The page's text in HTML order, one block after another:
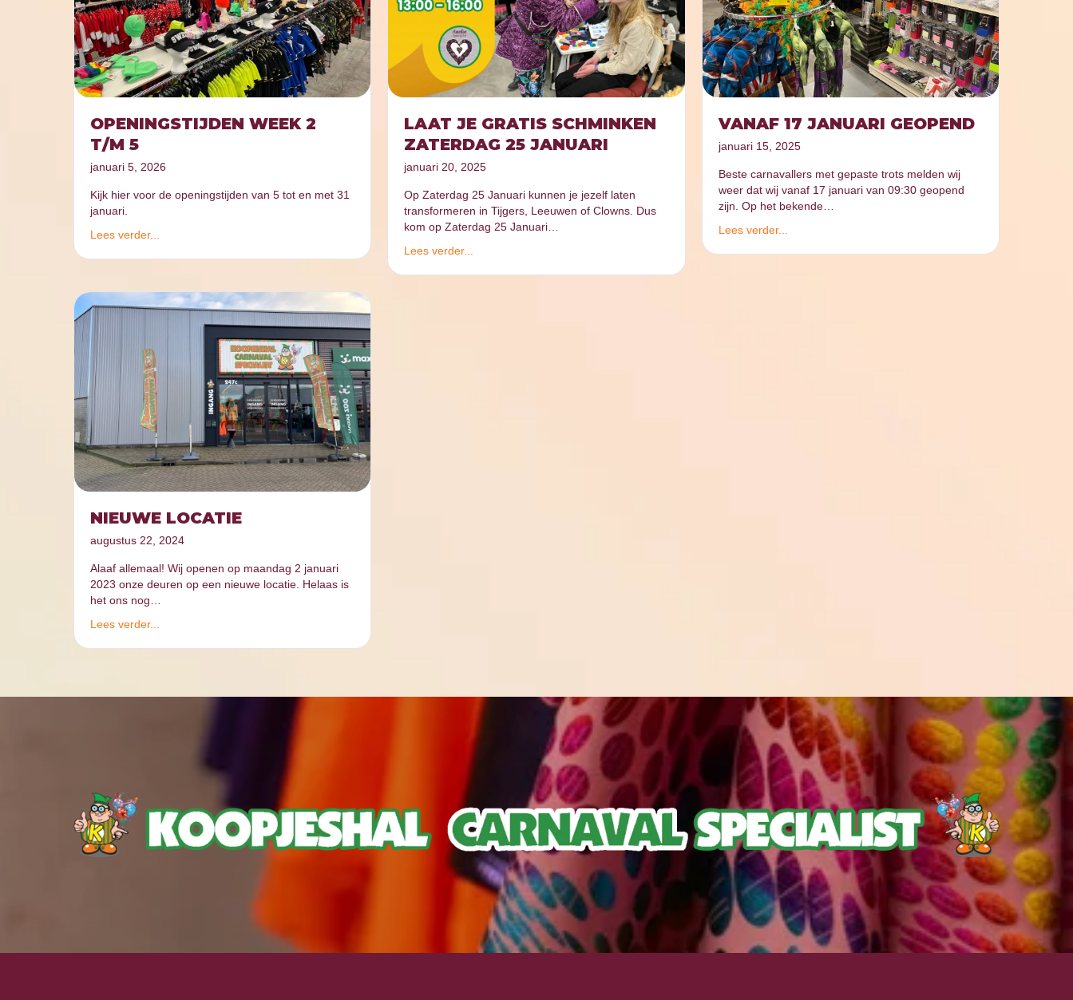
OPENINGSTIJDEN WEEK 2
T/M 5
januari 5, 2026
Kijk hier voor de openingstijden van 5 tot en met 31
januari.
Lees verder...
LAAT JE GRATIS SCHMINKEN
ZATERDAG 25 JANUARI
januari 20, 2025
Op Zaterdag 25 Januari kunnen je jezelf laten
transformeren in Tijgers, Leeuwen of Clowns. Dus
kom op Zaterdag 25 Januari…
Lees verder...
VANAF 17 JANUARI GEOPEND
januari 15, 2025
Beste carnavallers met gepaste trots melden wij
weer dat wij vanaf 17 januari van 09:30 geopend
zijn. Op het bekende…
Lees verder...
NIEUWE LOCATIE
augustus 22, 2024
Alaaf allemaal! Wij openen op maandag 2 januari
2023 onze deuren op een nieuwe locatie. Helaas is
het ons nog…
Lees verder...